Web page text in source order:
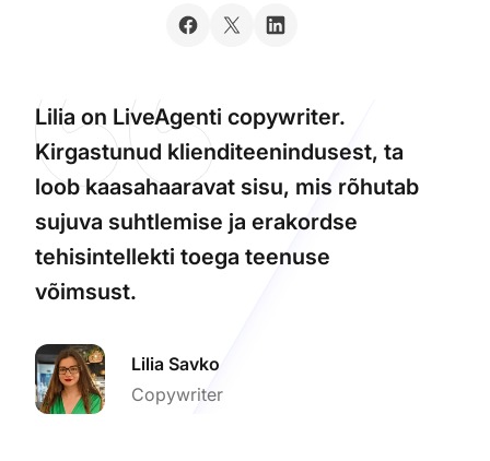
Lilia on LiveAgenti copywriter.
Kirgastunud klienditeenindusest, ta
loob kaasahaaravat sisu, mis rõhutab
sujuva suhtlemise ja erakordse
tehisintellekti toega teenuse
võimsust.
Lilia Savko
Copywriter